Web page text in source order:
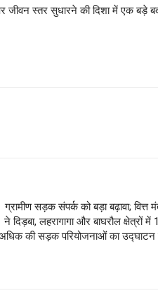
जीवन स्तर सुधारने की दिशा में एक बड़े
ग्रामीण सड़क संपर्क को बड़ा बढ़ावा; वित्त
ने दिड़बा, लहरागागा और बाघरौल क्षेत्रों
की सड़क परियोजनाओं का उद्घाटन